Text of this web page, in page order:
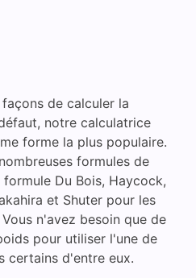
de calculer la
notre calculatrice
forme la plus populaire.
formules de
Du Bois, Haycock,
et Shuter pour les
n'avez besoin que de
pour utiliser l'une de
certains d'entre eux.